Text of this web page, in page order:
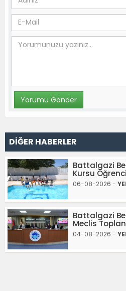
DİĞER HABERLER
Battalgazi
Kursu
06-08-2026 -
Battalgazi
Meclis
04-08-2026 -